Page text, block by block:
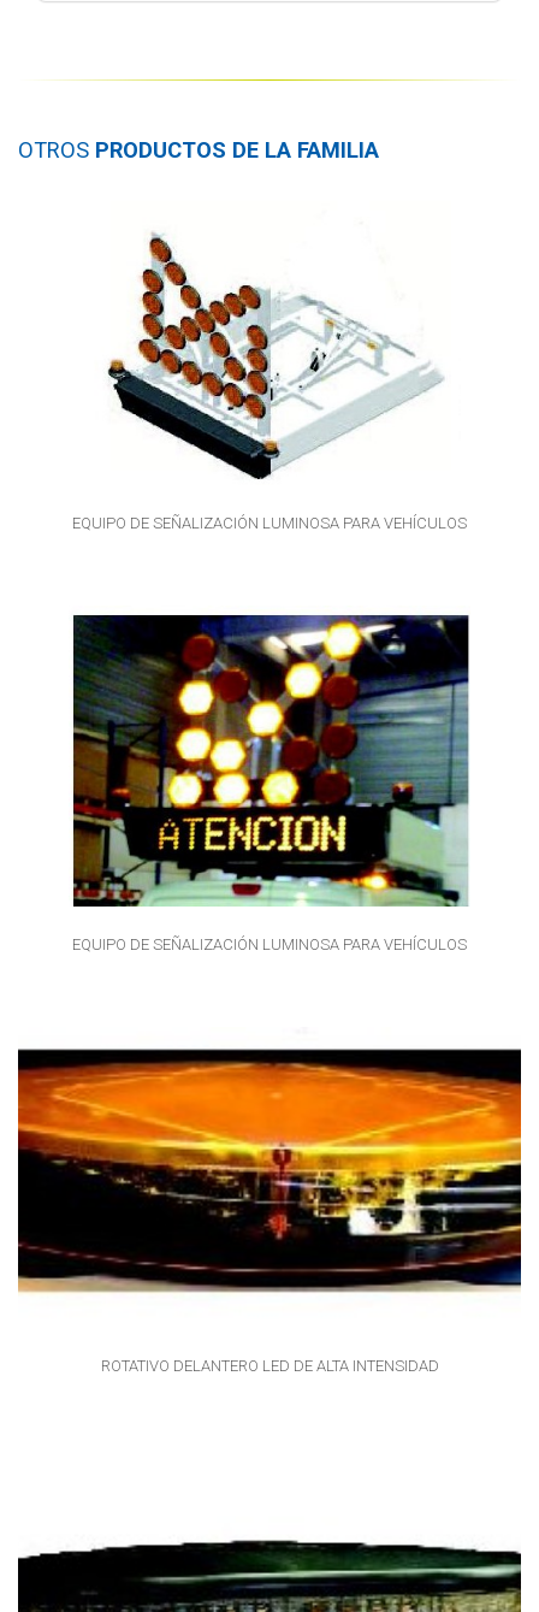
OTROS PRODUCTOS DE LA FAMILIA
EQUIPO DE SEÑALIZACIÓN LUMINOSA PARA VEHÍCULOS
EQUIPO DE SEÑALIZACIÓN LUMINOSA PARA VEHÍCULOS
ROTATIVO DELANTERO LED DE ALTA INTENSIDAD